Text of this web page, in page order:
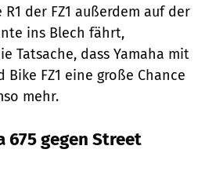
der FZ1 außerdem auf der
ins Blech fährt,
Tatsache, dass Yamaha mit
FZ1 eine große Chance
mehr.
675 gegen Street